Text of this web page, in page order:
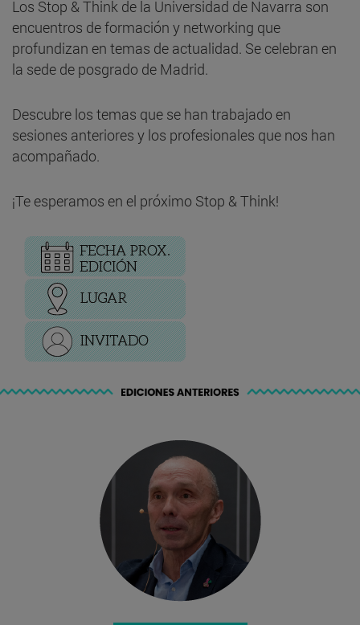
Los Stop & Think de la Universidad de Navarra son
encuentros de formación y networking que
profundizan en temas de actualidad. Se celebran en
la sede de posgrado de Madrid.
Descubre los temas que se han trabajado en
sesiones anteriores y los profesionales que nos han
acompañado.
¡Te esperamos en el próximo Stop & Think!